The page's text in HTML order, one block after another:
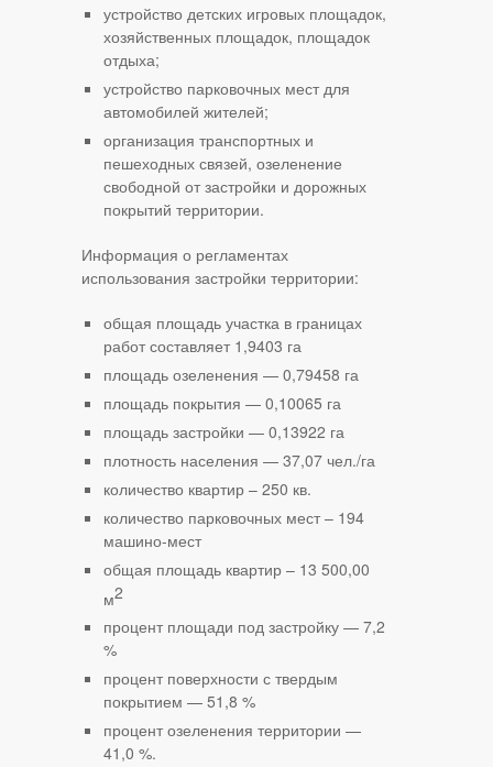
устройство детских игровых площадок,
хозяйственных площадок, площадок
отдыха;
устройство парковочных мест для
автомобилей жителей;
организация транспортных и
пешеходных связей, озеленение
свободной от застройки и дорожных
покрытий территории.
Информация о регламентах
использования застройки территории:
общая площадь участка в границах
работ составляет 1,9403 га
площадь озеленения — 0,79458 га
площадь покрытия — 0,10065 га
площадь застройки — 0,13922 га
плотность населения — 37,07 чел./га
количество квартир – 250 кв.
количество парковочных мест – 194
машино-мест
общая площадь квартир – 13 500,00
м2
процент площади под застройку — 7,2
%
процент поверхности с твердым
покрытием — 51,8 %
процент озеленения территории —
41,0 %.